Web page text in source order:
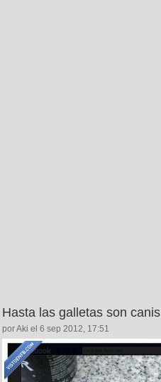
Hasta las galletas son canis
por Aki el 6 sep 2012, 17:51